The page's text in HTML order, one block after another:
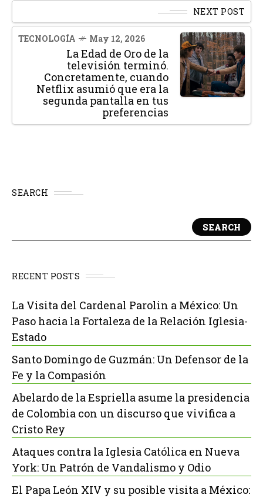
NEXT POST
TECNOLOGÍA May 12, 2026
La Edad de Oro de la
televisión terminó.
Concretamente, cuando
Netflix asumió que era la
segunda pantalla en tus
preferencias
SEARCH
SEARCH
RECENT POSTS
La Visita del Cardenal Parolin a México: Un
Paso hacia la Fortaleza de la Relación Iglesia-
Estado
Santo Domingo de Guzmán: Un Defensor de la
Fe y la Compasión
Abelardo de la Espriella asume la presidencia
de Colombia con un discurso que vivifica a
Cristo Rey
Ataques contra la Iglesia Católica en Nueva
York: Un Patrón de Vandalismo y Odio
El Papa León XIV y su posible visita a México: